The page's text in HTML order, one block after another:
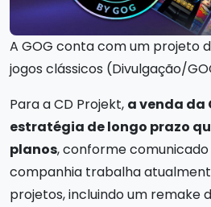
A GOG conta com um projeto
jogos clássicos (Divulgação/
Para a CD Projekt, a venda da
estratégia de longo prazo
planos, conforme
companhia trabalha
projetos, incluindo um remake